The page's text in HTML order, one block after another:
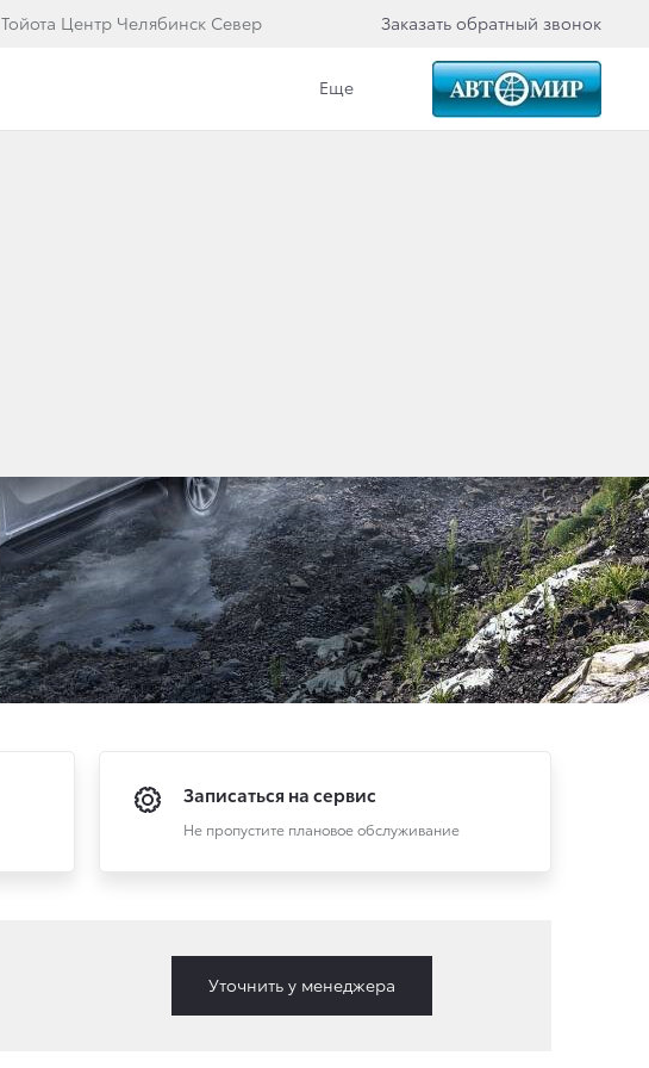
Тойота Центр Челябинск Север Заказать обратный звонок
Еще
Записаться на сервис
Не пропустите плановое обслуживание
Уточнить у менеджера